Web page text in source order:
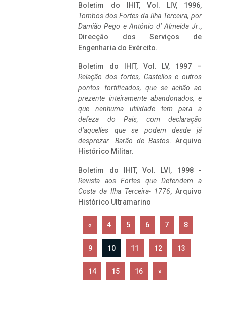
Boletim do IHIT, Vol. LIV, 1996,
Tombos dos Fortes da Ilha Terceira, por
Damião Pego e António d’ Almeida Jr.,
Direcção dos Serviços de
Engenharia do Exército.
Boletim do IHIT, Vol. LV, 1997 –
Relação dos fortes, Castellos e outros
pontos fortificados, que se achão ao
prezente inteiramente abandonados, e
que nenhuma utilidade tem para a
defeza do Pais, com declaração
d’aquelles que se podem desde já
desprezar. Barão de Bastos. Arquivo
Histórico Militar.
Boletim do IHIT, Vol. LVI, 1998 -
Revista aos Fortes que Defendem a
Costa da Ilha Terceira- 1776, Arquivo
Histórico Ultramarino
« 4 5 6 7 8
9 10 11 12 13
14 15 16 »